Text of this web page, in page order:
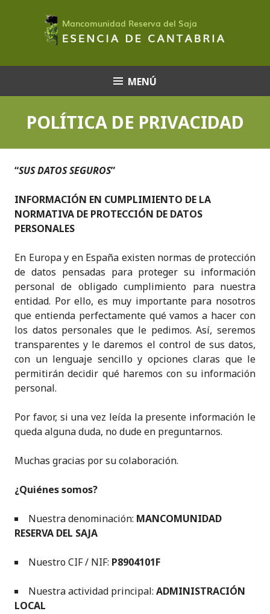
contenido
MENÚ
POLÍTICA DE PRIVACIDAD
“SUS DATOS SEGUROS”
INFORMACIÓN EN CUMPLIMIENTO DE LA
NORMATIVA DE PROTECCIÓN DE DATOS
PERSONALES
En Europa y en España existen normas de protección
de datos pensadas para proteger su información
personal de obligado cumplimiento para nuestra
entidad. Por ello, es muy importante para nosotros
que entienda perfectamente qué vamos a hacer con
los datos personales que le pedimos. Así, seremos
transparentes y le daremos el control de sus datos,
con un lenguaje sencillo y opciones claras que le
permitirán decidir qué haremos con su información
personal.
Por favor, si una vez leída la presente información le
queda alguna duda, no dude en preguntarnos.
Muchas gracias por su colaboración.
¿Quiénes somos?
Nuestra denominación: MANCOMUNIDAD
RESERVA DEL SAJA
Nuestro CIF / NIF: P8904101F
Nuestra actividad principal: ADMINISTRACIÓN
LOCAL